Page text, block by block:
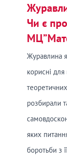
Чи є
Журавлина
корисні
розбирали
яких
боротьби з